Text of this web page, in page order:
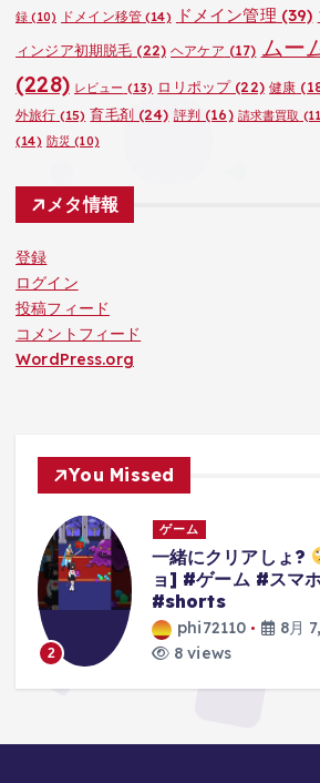
録 (10) ドメイン移管(14) ドメイン管理 (39)
ィンジア初期脱毛 (22) ヘアケア (17) ムー
(228) レビュー (13) ロリポップ(22) 健康
外旅行 (15) 育毛剤(24) 評判 (16) 請求書買取
(14) 防災 (10)
メタ情報
登録
ログイン
投稿フィード
コメントフィード
WordPress.org
You Missed
3
ゲーム
3Dアクションゲーム
たレジェンドゲーム
の思い出 #64 #ス
phi72110
8月
9 views